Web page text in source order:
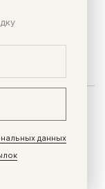
тоника и
Беру уже
данных